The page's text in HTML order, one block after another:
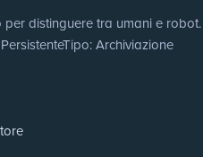
distinguere tra umani e robot.
Tipo: Archiviazione